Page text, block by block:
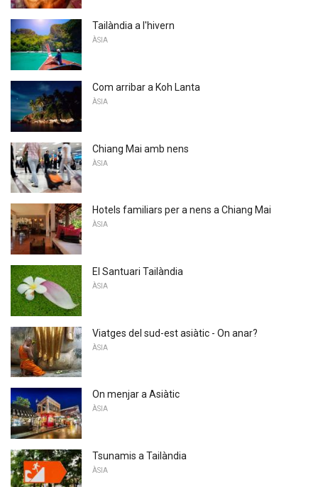
Tailàndia a l'hivern
ÀSIA
Com arribar a Koh Lanta
ÀSIA
Chiang Mai amb nens
ÀSIA
Hotels familiars per a nens a Chiang Mai
ÀSIA
El Santuari Tailàndia
ÀSIA
Viatges del sud-est asiàtic - On anar?
ÀSIA
On menjar a Asiàtic
ÀSIA
Tsunamis a Tailàndia
ÀSIA